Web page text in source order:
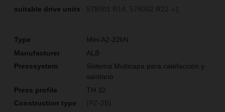
578001 R14 578002 R22 +1
Mini A2-22kN
ALB
Sistema Multicapa para calefacción y
sanitario
TH 32
(PZ-2B)